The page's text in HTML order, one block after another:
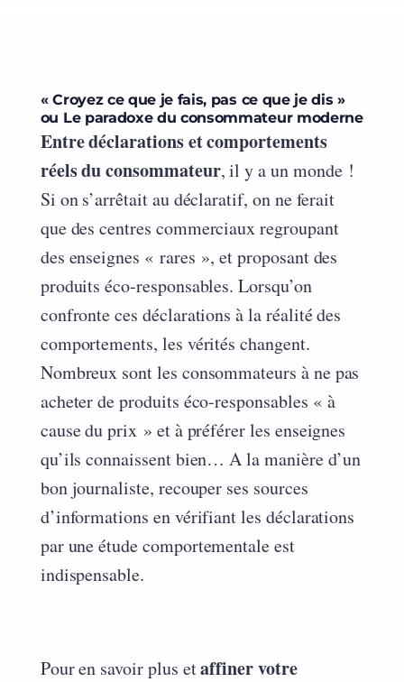
« Croyez ce que je fais, pas ce que je dis »
ou Le paradoxe du consommateur moderne
Entre déclarations et comportements
réels du consommateur, il y a un monde !
Si on s’arrêtait au déclaratif, on ne ferait
que des centres commerciaux regroupant
des enseignes « rares », et proposant des
produits éco-responsables. Lorsqu’on
confronte ces déclarations à la réalité des
comportements, les vérités changent.
Nombreux sont les consommateurs à ne pas
acheter de produits éco-responsables « à
cause du prix » et à préférer les enseignes
qu’ils connaissent bien… A la manière d’un
bon journaliste, recouper ses sources
d’informations en vérifiant les déclarations
par une étude comportementale est
indispensable.
Pour en savoir plus etaffiner votre